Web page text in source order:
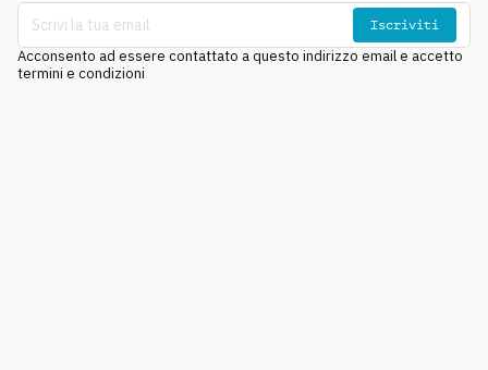
Iscriviti
Acconsento ad essere contattato a questo indirizzo email e accetto
termini e condizioni